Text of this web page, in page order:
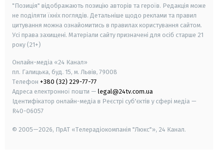
"Позиція" відображають позицію авторів та героїв. Редакція може
не поділяти їхніх поглядів. Детальніше щодо реклами та правил
цитування можна ознайомитись в правилах користування сайтом.
Усі права захищені. Матеріали сайту призначені для осіб старше 21
року (21+)
Онлайн-медіа «24 Канал»
пл. Галицька, буд. 15, м. Львів, 79008
Телефон +380 (32) 229-77-77
Адреса електронної пошти — legal@24tv.com.ua
Ідентифікатор онлайн-медіа в Реєстрі суб'єктів у сфері медіа —
R40-06057
© 2005—2026, ПрАТ «Телерадіокомпанія "Люкс"», 24 Канал.